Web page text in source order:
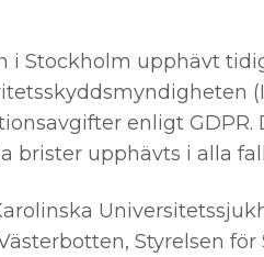
i Stockholm upphävt
enligt GDPR.
brister upphävts i alla
Styrelsen för